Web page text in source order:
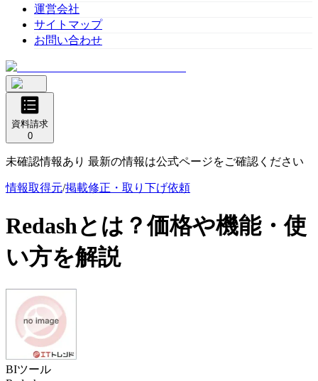
運営会社
サイトマップ
お問い合わせ
資料請求
0
未確認情報あり 最新の情報は公式ページをご確認ください
情報取得元/掲載修正・取り下げ依頼
Redashとは？価格や機能・使
い方を解説
BIツール